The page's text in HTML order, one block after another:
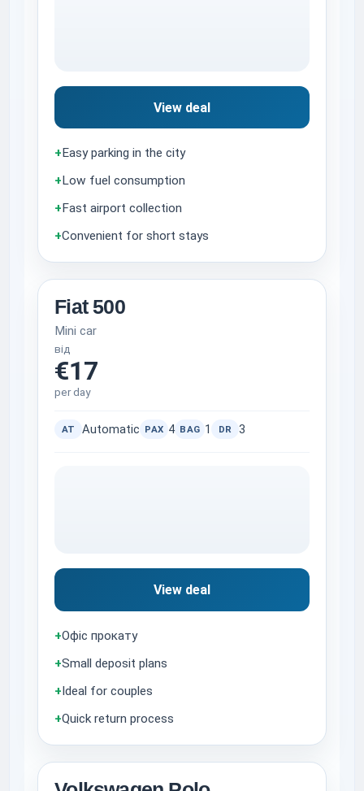
View deal
+ Easy parking in the city
+ Low fuel consumption
+ Fast airport collection
+Convenient for short stays
Fiat 500
Mini car
від
€17
per day
AT Automatic PAX 4 BAG 1 DR 3
View deal
+Офіс прокату
+Small deposit plans
+Ideal for couples
+Quick return process